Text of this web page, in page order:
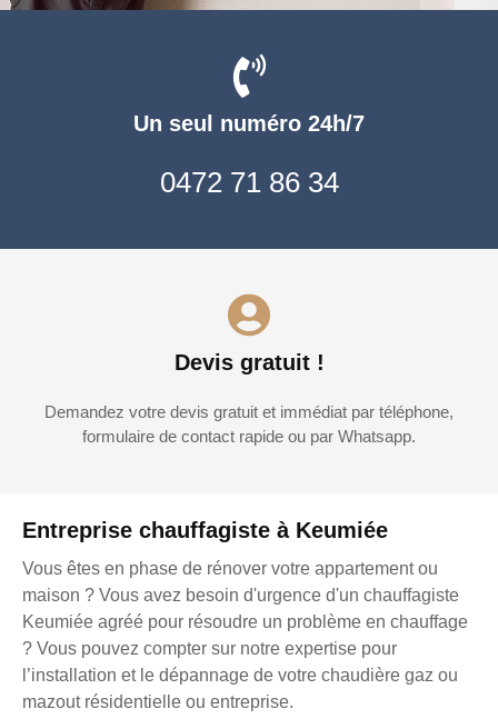
Entreprise chauffagiste à Keumiée
Vous êtes en phase de rénover votre appartement ou
maison ? Vous avez besoin d'urgence d'un chauffagiste
Keumiée agréé pour résoudre un problème en chauffage
? Vous pouvez compter sur notre expertise pour
l’installation et le dépannage de votre chaudière gaz ou
mazout résidentielle ou entreprise.
Un seul numéro 24h/7
0472 71 86 34
Devis gratuit !
Demandez votre devis gratuit et immédiat par téléphone,
formulaire de contact rapide ou par Whatsapp.